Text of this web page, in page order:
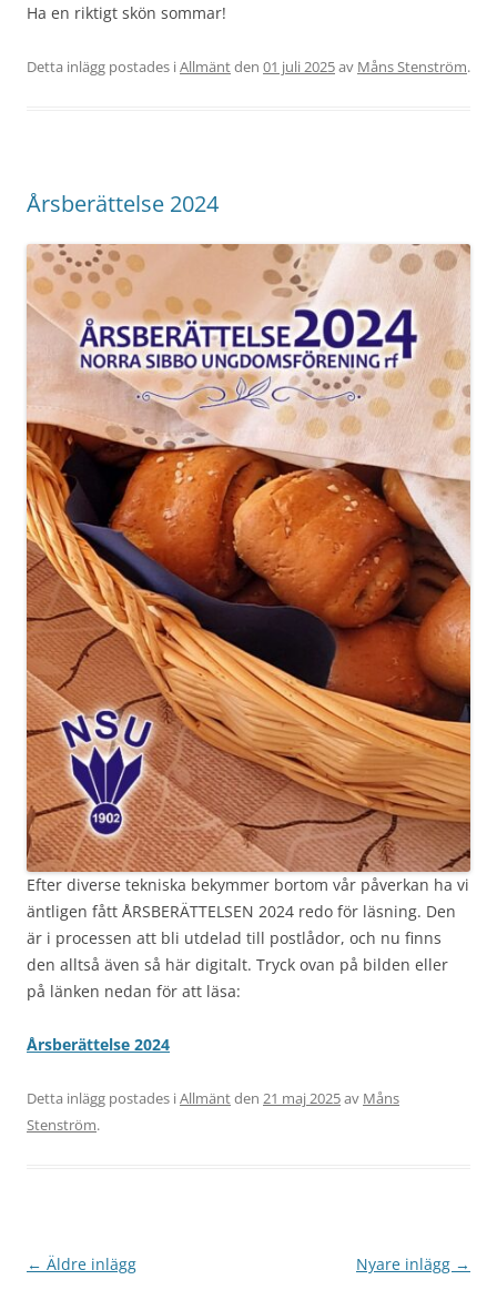
Ha en riktigt skön sommar!
Detta inlägg postades iAllmäntden 01 juli 2025av Måns Stenström.
Årsberättelse 2024
Efter diverse tekniska bekymmer bortom vår påverkan ha vi
äntligen fått ÅRSBERÄTTELSEN 2024 redo för läsning. Den
är i processen att bli utdelad till postlådor, och nu finns
den alltså även så här digitalt. Tryck ovan på bilden eller
på länken nedan för att läsa:
Årsberättelse 2024
Detta inlägg postades iAllmäntden 21 maj 2025av Måns
Stenström.
Inläggsnavigering
← Äldre inlägg Nyare inlägg →